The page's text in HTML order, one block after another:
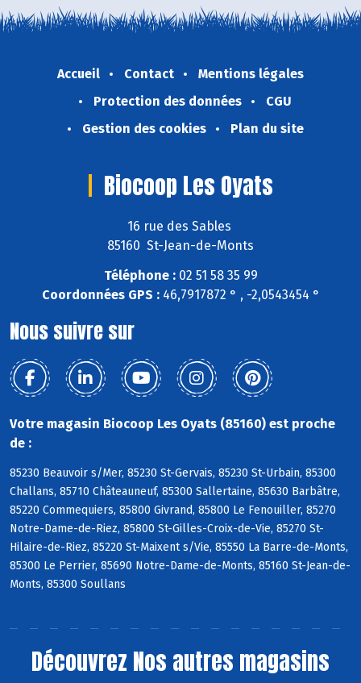
Accueil Contact
Mentions légales
Protection des données
CGU
Gestion des cookies
Plan du site
Biocoop Les Oyats
16 rue des Sables
85160 St-Jean-de-Monts
Téléphone :02 51 58 35 99
Coordonnées GPS :46,7917872 ° , -2,0543454 °
Nous suivre sur
Votre magasin Biocoop Les Oyats (85160) est proche
de :
85230 Beauvoir s/Mer, 85230 St-Gervais, 85230 St-Urbain, 85300
Challans, 85710 Châteauneuf, 85300 Sallertaine, 85630 Barbâtre,
85220 Commequiers, 85800 Givrand, 85800 Le Fenouiller, 85270
Notre-Dame-de-Riez, 85800 St-Gilles-Croix-de-Vie, 85270 St-
Hilaire-de-Riez, 85220 St-Maixent s/Vie, 85550 La Barre-de-Monts,
85300 Le Perrier, 85690 Notre-Dame-de-Monts, 85160 St-Jean-de-
Monts, 85300 Soullans
Découvrez Nos autres magasins